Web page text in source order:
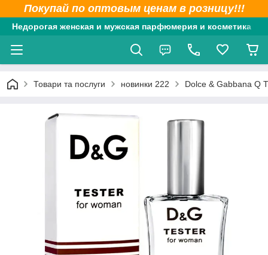
Покупай по оптовым ценам в розницу!!!
Недорогая женская и мужская парфюмерия и косметика
Товари та послуги новинки 222 Dolce & Gabbana Q